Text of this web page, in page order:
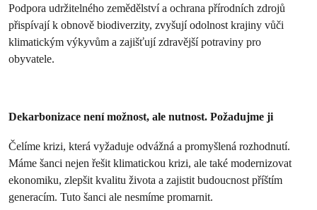
Podpora udržitelného zemědělství a ochrana přírodních zdrojů
přispívají k obnově biodiverzity, zvyšují odolnost krajiny vůči
klimatickým výkyvům a zajišťují zdravější potraviny pro
obyvatele.
Dekarbonizace není možnost, ale nutnost. Požadujme ji
Čelíme krizi, která vyžaduje odvážná a promyšlená rozhodnutí.
Máme šanci nejen řešit klimatickou krizi, ale také modernizovat
ekonomiku, zlepšit kvalitu života a zajistit budoucnost příštím
generacím. Tuto šanci ale nesmíme promarnit.